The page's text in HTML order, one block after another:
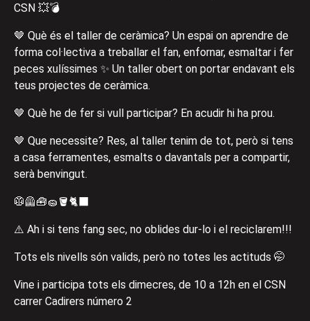
CSN 💥💣
🤎 Què és el taller de ceràmica? Un espai on aprendre de
forma col·lectiva a treballar el fan, enfornar, esmaltar i fer
peces xulíssimes ✨ Un taller obert on portar endavant els
teus projectes de ceràmica.
🤎 Què he de fer si vull participar? En acudir hi ha prou.
🤎 Que necessite? Res, al taller tenim de tot, però si tens
a casa ferramentes, esmalts o davantals per a compartir,
serà benvingut.
🥼🦺🧰🧽🪣🐈‍⬛
⚠️ Ah i si tens fang sec, no oblides dur-lo i el reciclarem!!!
Tots els nivells són valids, però no totes les actituds 🤭
Vine i participa tots els dimecres, de 10 a 12h en el CSN
carrer Cadirers número 2